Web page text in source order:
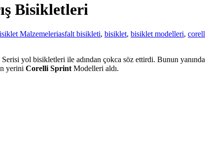
Bisikletleri
Malzemeleriasfalt bisikleti, bisiklet, bisiklet modelleri,
Serisi yol bisikletleri ile adından çokca söz ettirdi. Bunun
yerini Corelli Sprint Modelleri aldı.